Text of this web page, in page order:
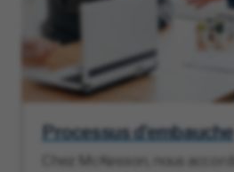
Processus d’embauche
Chez McKesson, nous